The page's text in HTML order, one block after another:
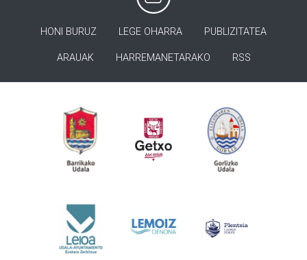
HONI BURUZ LEGE OHARRA PUBLIZITATEA
ARAUAK HARREMANETARAKO RSS